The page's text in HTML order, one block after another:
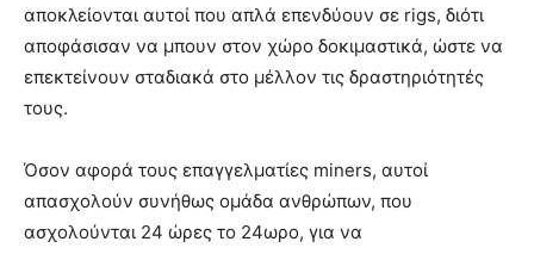
αποκλείονται αυτοί που απλά επενδύουν σε rigs, διότι
αποφάσισαν να μπουν στον χώρο δοκιμαστικά, ώστε να
επεκτείνουν σταδιακά στο μέλλον τις δραστηριότητές
τους.
Όσον αφορά τους επαγγελματίες miners, αυτοί
απασχολούν συνήθως ομάδα ανθρώπων, που
ασχολούνται 24 ώρες το 24ωρο, για να